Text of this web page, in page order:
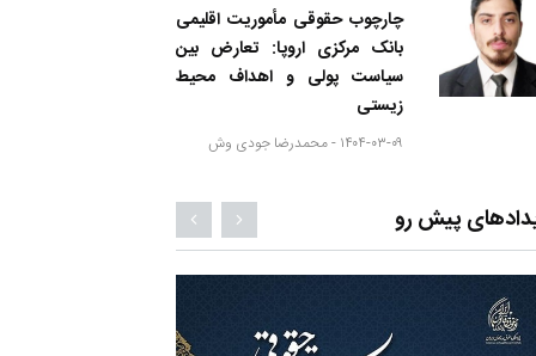
چارچوب حقوقی مأموریت اقلیمی
بانک مرکزی اروپا: تعارض بین
سیاست پولی و اهداف محیط
زیستی
۱۴۰۴-۰۳-۰۹ - محمدرضا جودی وش
پیش رو